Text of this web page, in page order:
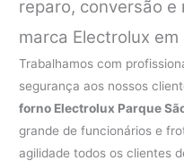
reparo, conversão
marca Electrolux em
Trabalhamos com
segurança aos nossos
forno Electrolux Parque
grande de funcionários e
agilidade todos os clientes